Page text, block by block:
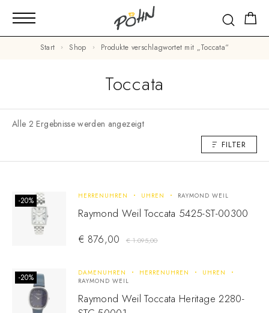
Start Shop Produkte verschlagwortet mit „Toccata“
Toccata
Alle 2 Ergebnisse werden angezeigt
FILTER
-20% HERRENUHREN UHREN RAYMOND WEIL
Raymond Weil Toccata 5425-ST-00300
€1.095,00
€ 876,00
-20% DAMENUHREN HERRENUHREN
UHREN
RAYMOND WEIL
Raymond Weil Toccata Heritage 2280-